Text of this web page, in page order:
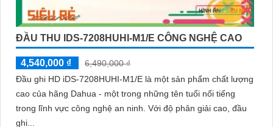
ĐẦU THU IDS-7208HUHI-M1/E CÔNG NGHỆ CAO
4,540,000 ₫
6,490,000 ₫
Đầu ghi HD iDS-7208HUHI-M1/E là một sản phẩm chất lượng
cao của hãng Dahua - một trong những tên tuổi nổi tiếng
trong lĩnh vực công nghệ an ninh. Với độ phân giải cao, đầu
ghi...